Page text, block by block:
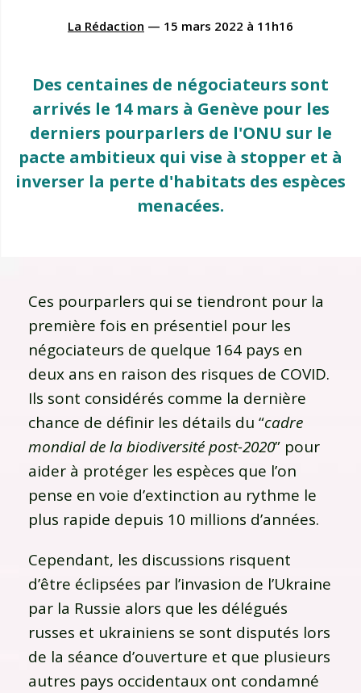
La Rédaction — 15 mars 2022 à 11h16
Des centaines de négociateurs sont
arrivés le 14 mars à Genève pour les
derniers pourparlers de l'ONU sur le
pacte ambitieux qui vise à stopper et à
inverser la perte d'habitats des espèces
menacées.
Ces pourparlers qui se tiendront pour la
première fois en présentiel pour les
négociateurs de quelque 164 pays en
deux ans en raison des risques de COVID.
Ils sont considérés comme la dernière
chance de définir les détails du “cadre
mondial de la biodiversité post-2020” pour
aider à protéger les espèces que l’on
pense en voie d’extinction au rythme le
plus rapide depuis 10 millions d’années.
Cependant, les discussions risquent
d’être éclipsées par l’invasion de l’Ukraine
par la Russie alors que les délégués
russes et ukrainiens se sont disputés lors
de la séance d’ouverture et que plusieurs
autres pays occidentaux ont condamné